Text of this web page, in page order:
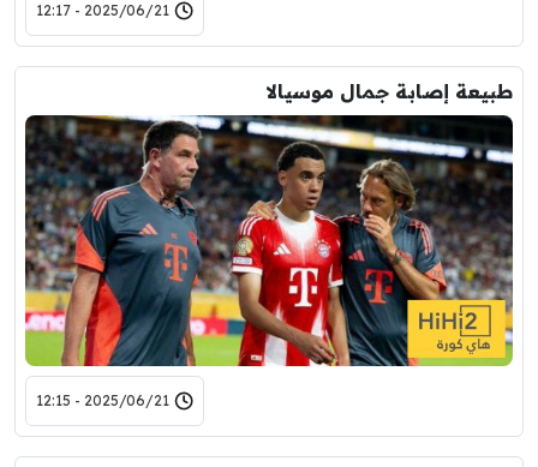
2025/06/21 - 12:17
طبيعة إصابة جمال موسيالا
2025/06/21 - 12:15